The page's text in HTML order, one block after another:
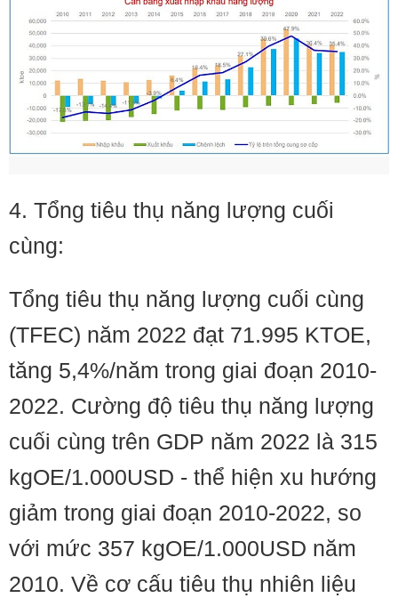
4. Tổng tiêu thụ năng lượng cuối
cùng:
Tổng tiêu thụ năng lượng cuối cùng
(TFEC) năm 2022 đạt 71.995 KTOE,
tăng 5,4%/năm trong giai đoạn 2010-
2022. Cường độ tiêu thụ năng lượng
cuối cùng trên GDP năm 2022 là 315
kgOE/1.000USD - thể hiện xu hướng
giảm trong giai đoạn 2010-2022, so
với mức 357 kgOE/1.000USD năm
2010. Về cơ cấu tiêu thụ nhiên liệu